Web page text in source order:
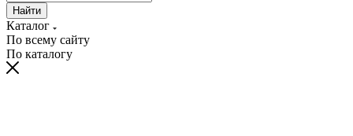
Найти
Каталог
По всему сайту
По каталогу